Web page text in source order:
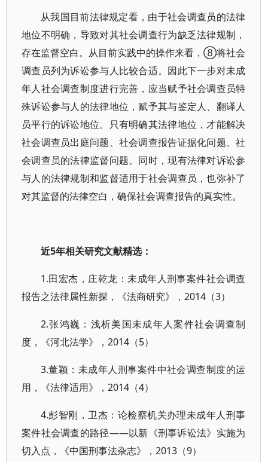
从我国目前法律规定看，由于社会调查员的法律
地位不明确，导致对其社会调查行为缺乏法律规制，
存在监督空白。从目前实践中的操作来看，⑧将社会
调查员列为诉讼参与人比较合适。因此下一步对未成
年人社会调查制度进行完善，应当赋予社会调查员特
殊诉讼参与人的法律地位，赋予其与鉴定人、翻译人
员平行的诉讼地位。只有明确其法律地位，才能解决
社会调查员出庭问题、社会调查报告证据化问题、社
会调查员的法律监督问题。同时，现有法律对诉讼参
与人的法律规制和监督适用于社会调查员，也弥补了
对其监督的法律空白，确保社会调查报告的真实性。
近5年相关研究文献精选：
1.田宏杰，庄乾龙：未成年人刑事案件社会调查
报告之法律属性新探，《法商研究》，2014（3）
2.张鸿巍：浅析美国未成年人案件社会调查制
度，《河北法学》，2014（5）
3.董颖：未成年人刑事案件中社会调查制度的运
用，《法律适用》，2014（4）
4.彭智刚，卫杰：论检察机关办理未成年人刑事
案件社会调查的路径——以新《刑事诉讼法》实施为
切入点，《中国刑事法杂志》，2013（9）